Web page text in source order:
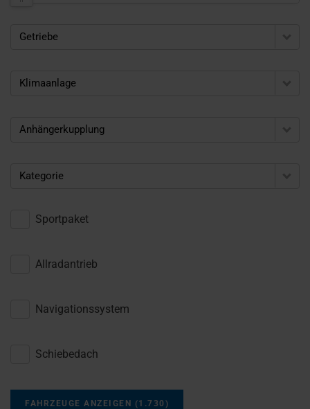
Getriebe
Klimaanlage
Anhängerkupplung
Kategorie
Sportpaket
Allradantrieb
Navigationssystem
Schiebedach
FAHRZEUGE ANZEIGEN (1.730 )